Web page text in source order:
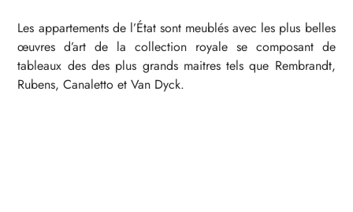
Les appartements de l’État sont meublés avec les plus belles
œuvres d’art de la collection royale se composant de
tableaux des des plus grands maitres tels que Rembrandt,
Rubens, Canaletto et Van Dyck.